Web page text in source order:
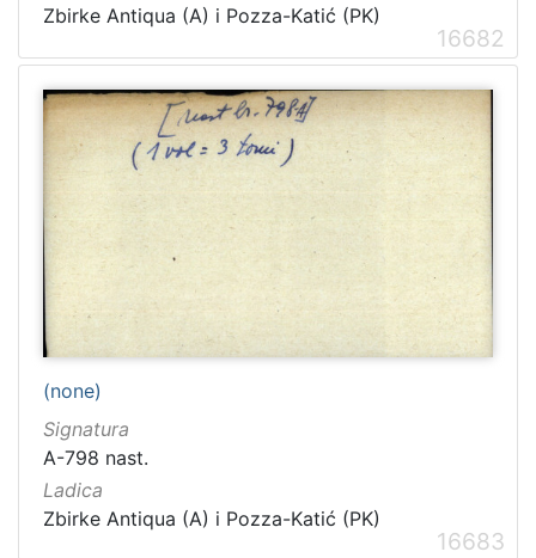
Zbirke Antiqua (A) i Pozza-Katić (PK)
16682
(none)
Signatura
A-798 nast.
Ladica
Zbirke Antiqua (A) i Pozza-Katić (PK)
16683